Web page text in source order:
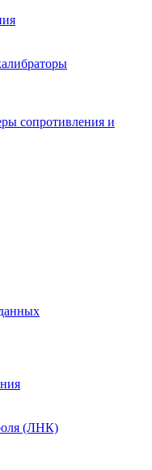
сопротивления и
(ЛНК)